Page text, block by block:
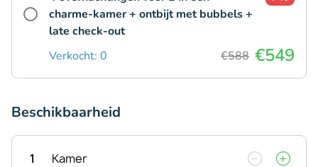
charme-kamer + ontbijt met bubbels +
late check-out
Verkocht: 0 €588 €549
Beschikbaarheid
1 Kamer